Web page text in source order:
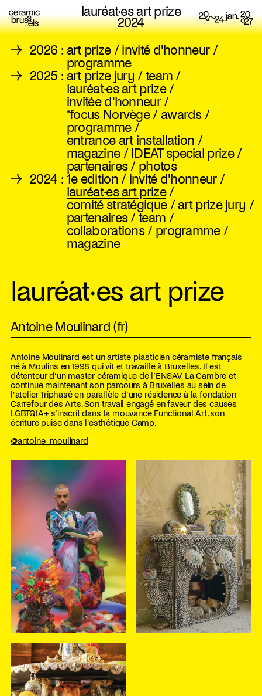
lauréat·es art prize
2024
→ 2026 : art prize/ invité d'honneur/
programme
→ 2025 : art prize jury / team /
lauréat·es art prize/
invitée d'honneur/
*focus Norvège/ awards/
programme/
entrance art installation /
magazine/ IDEAT special prize/
partenaires/ photos
→ 2024 : 1e edition/ invité d'honneur/
lauréat·es art prize/
comité stratégique/art prize jury /
partenaires/team /
collaborations/ programme/
magazine
lauréat·es art prize
Antoine Moulinard (fr)
Antoine Moulinard est un artiste plasticien céramiste français
né à Moulins en 1998 qui vit et travaille à Bruxelles. Il est
détenteur d’un master céramique de l’ENSAV La Cambre et
continue maintenant son parcours à Bruxelles au sein de
l’atelier Triphasé en parallèle d’une résidence à la fondation
Carrefour des Arts. Son travail engagé en faveur des causes
LGBTQIA+ s’inscrit dans la mouvance Functional Art, son
écriture puise dans l’esthétique Camp.
@antoine_moulinard